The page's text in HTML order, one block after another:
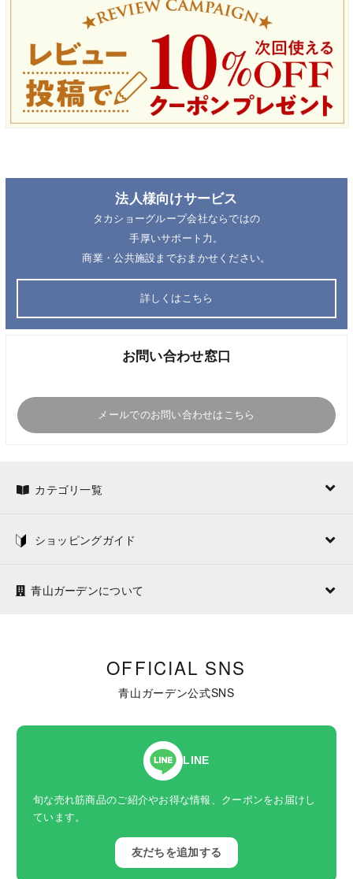
法人様向けサービス
タカショーグループ会社ならではの
手厚いサポート力。
商業・公共施設までおまかせください。
詳しくはこちら
お問い合わせ窓口
メールでのお問い合わせはこちら
カテゴリ一覧
ショッピングガイド
青山ガーデンについて
OFFICIAL SNS
青山ガーデン公式SNS
LINE
旬な売れ筋商品のご紹介やお得な情報、クーポンをお届けし
ています。
友だちを追加する